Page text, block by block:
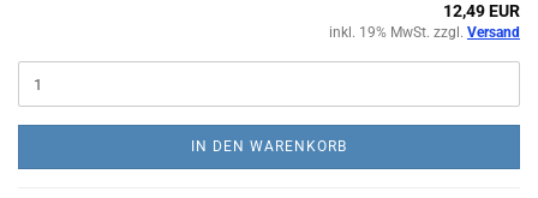
12,49 EUR
inkl. 19% MwSt. zzgl. Versand
IN DEN WARENKORB